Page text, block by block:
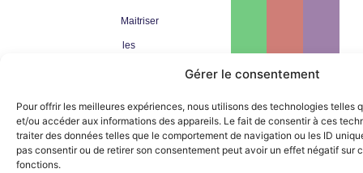
Gérer le consentement
Pour offrir les meilleures expériences, nous utilisons des technologies telles
et/ou accéder aux informations des appareils. Le fait de consentir à ces
traiter des données telles que le comportement de navigation ou les ID
pas consentir ou de retirer son consentement peut avoir un effet négatif sur
fonctions.
Maitriser
les
l’éco-
conduite